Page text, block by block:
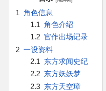
1 角色信息
1.1 角色介绍
1.2 官作出场记录
2 一设资料
2.1 东方求闻史纪
2.2 东方妖妖梦
2.3 东方天空璋
官方音乐
官方书籍
官方角色
公式资料